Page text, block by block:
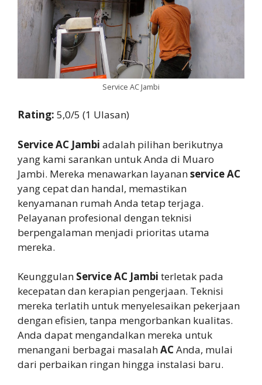
Service AC Jambi
Rating: 5,0/5 (1 Ulasan)
Service AC Jambi adalah pilihan berikutnya
yang kami sarankan untuk Anda di Muaro
Jambi. Mereka menawarkan layananservice AC
yang cepat dan handal, memastikan
kenyamanan rumah Anda tetap terjaga.
Pelayanan profesional dengan teknisi
berpengalaman menjadi prioritas utama
mereka.
Keunggulan Service AC Jambi terletak pada
kecepatan dan kerapian pengerjaan. Teknisi
mereka terlatih untuk menyelesaikan pekerjaan
dengan efisien, tanpa mengorbankan kualitas.
Anda dapat mengandalkan mereka untuk
menangani berbagai masalahACAnda, mulai
dari perbaikan ringan hingga instalasi baru.